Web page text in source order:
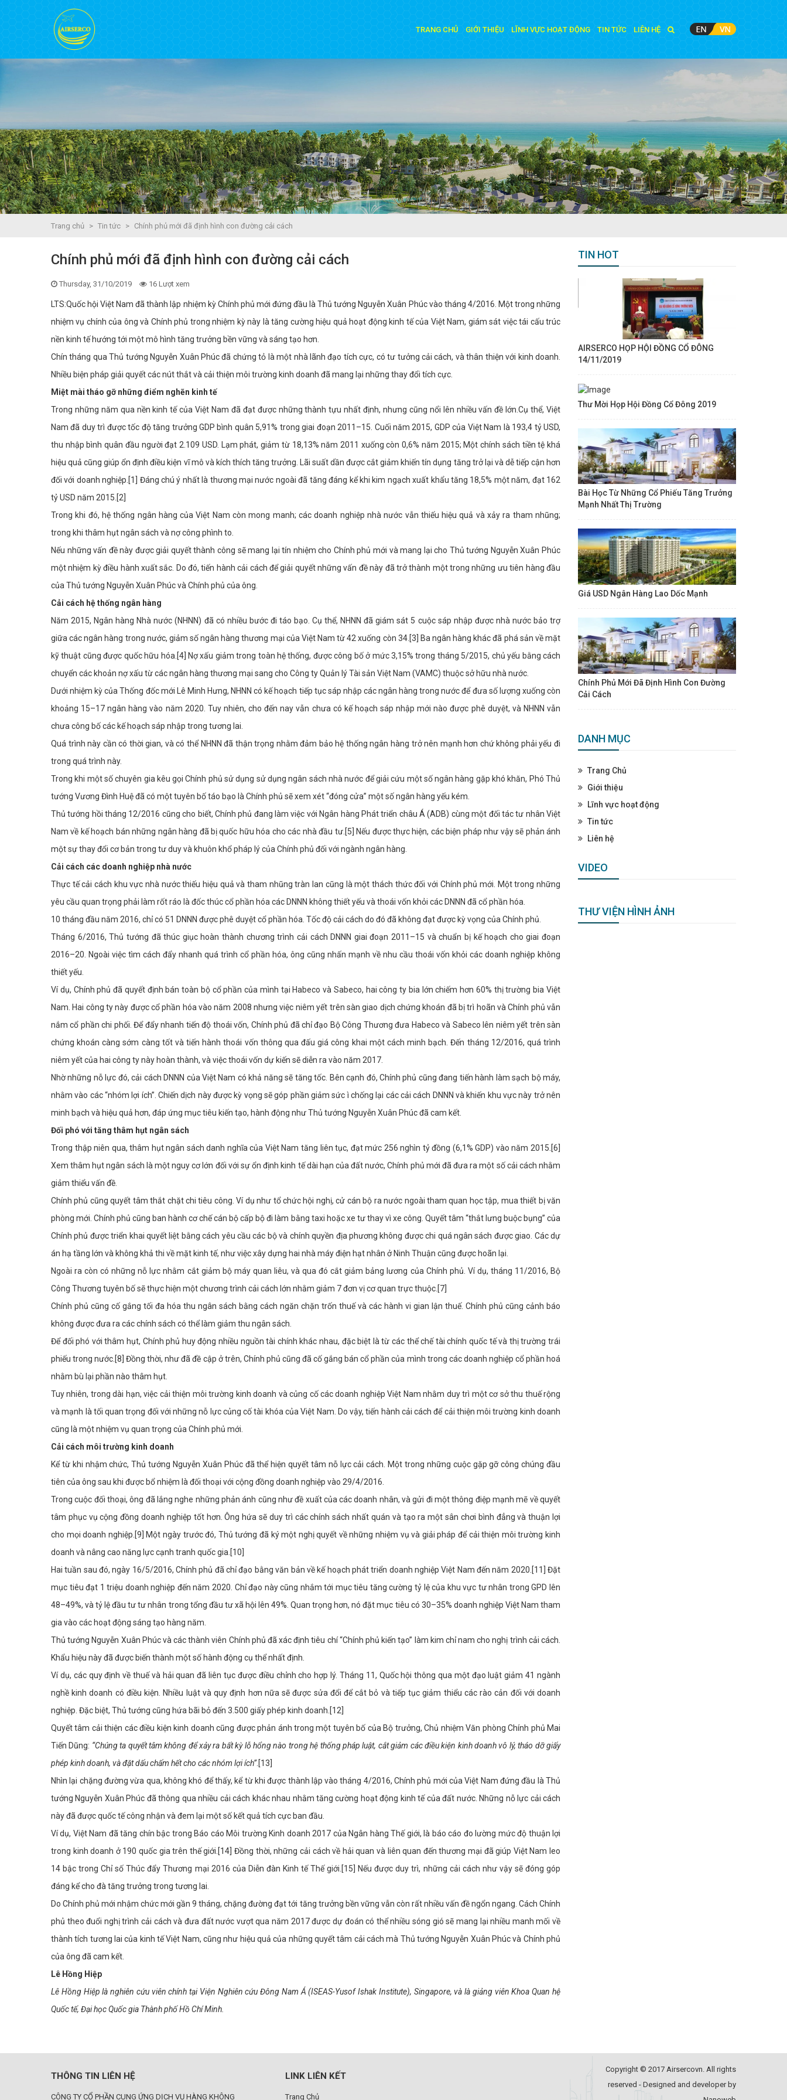
TRANG CHỦ GIỚI THIỆU LĨNH VỰC HOẠT ĐỘNG TIN TỨC LIÊN HỆ
Trang chủ > Tin tức > Chính phủ mới đã định hình con đường cải cách
Chính phủ mới đã định hình con đường cải cách
Thursday, 31/10/2019 16 Lượt xem
LTS:Quốc hội Việt Nam đã thành lập nhiệm kỳ Chính phủ mới đứng đầu là Thủ tướng Nguyễn Xuân Phúc vào tháng 4/2016. Một trong những
nhiệm vụ chính của ông và Chính phủ trong nhiệm kỳ này là tăng cường hiệu quả hoạt động kinh tế của Việt Nam, giám sát việc tái cấu trúc
nền kinh tế hướng tới một mô hình tăng trưởng bền vững và sáng tạo hơn.
Chín tháng qua Thủ tướng Nguyễn Xuân Phúc đã chứng tỏ là một nhà lãnh đạo tích cực, có tư tưởng cải cách, và thân thiện với kinh doanh.
Nhiều biện pháp giải quyết các nút thắt và cải thiện môi trường kinh doanh đã mang lại những thay đổi tích cực.
Miệt mài tháo gỡ những điểm nghẽn kinh tế
Trong những năm qua nền kinh tế của Việt Nam đã đạt được những thành tựu nhất định, nhưng cũng nổi lên nhiều vấn đề lớn.Cụ thể, Việt
Nam đã duy trì được tốc độ tăng trưởng GDP bình quân 5,91% trong giai đoạn 2011–15. Cuối năm 2015, GDP của Việt Nam là 193,4 tỷ USD,
thu nhập bình quân đầu người đạt 2.109 USD. Lạm phát, giảm từ 18,13% năm 2011 xuống còn 0,6% năm 2015; Một chính sách tiền tệ khá
hiệu quả cũng giúp ổn định điều kiện vĩ mô và kích thích tăng trưởng. Lãi suất dần được cắt giảm khiến tín dụng tăng trở lại và dễ tiếp cận hơn
đối với doanh nghiệp.[1] Đáng chú ý nhất là thương mại nước ngoài đã tăng đáng kể khi kim ngạch xuất khẩu tăng 18,5% một năm, đạt 162
tỷ USD năm 2015.[2]
Trong khi đó, hệ thống ngân hàng của Việt Nam còn mong manh; các doanh nghiệp nhà nước vẫn thiếu hiệu quả và xảy ra tham nhũng;
trong khi thâm hụt ngân sách và nợ công phình to.
Nếu những vấn đề này được giải quyết thành công sẽ mang lại tín nhiệm cho Chính phủ mới và mang lại cho Thủ tướng Nguyễn Xuân Phúc
một nhiệm kỳ điều hành xuất sắc. Do đó, tiến hành cải cách để giải quyết những vấn đề này đã trở thành một trong những ưu tiên hàng đầu
của Thủ tướng Nguyễn Xuân Phúc và Chính phủ của ông.
Cải cách hệ thống ngân hàng
Năm 2015, Ngân hàng Nhà nước (NHNN) đã có nhiều bước đi táo bạo. Cụ thể, NHNN đã giám sát 5 cuộc sáp nhập được nhà nước bảo trợ
giữa các ngân hàng trong nước, giảm số ngân hàng thương mại của Việt Nam từ 42 xuống còn 34.[3] Ba ngân hàng khác đã phá sản về mặt
kỹ thuật cũng được quốc hữu hóa.[4] Nợ xấu giảm trong toàn hệ thống, được công bố ở mức 3,15% trong tháng 5/2015, chủ yếu bằng cách
chuyển các khoản nợ xấu từ các ngân hàng thương mại sang cho Công ty Quản lý Tài sản Việt Nam (VAMC) thuộc sở hữu nhà nước.
Dưới nhiệm kỳ của Thống đốc mới Lê Minh Hưng, NHNN có kế hoạch tiếp tục sáp nhập các ngân hàng trong nước để đưa số lượng xuống còn
khoảng 15–17 ngân hàng vào năm 2020. Tuy nhiên, cho đến nay vẫn chưa có kế hoạch sáp nhập mới nào được phê duyệt, và NHNN vẫn
chưa công bố các kế hoạch sáp nhập trong tương lai.
Quá trình này cần có thời gian, và có thể NHNN đã thận trọng nhằm đảm bảo hệ thống ngân hàng trở nên mạnh hơn chứ không phải yếu đi
trong quá trình này.
Trong khi một số chuyên gia kêu gọi Chính phủ sử dụng sử dụng ngân sách nhà nước để giải cứu một số ngân hàng gặp khó khăn, Phó Thủ
tướng Vương Đình Huệ đã có một tuyên bố táo bạo là Chính phủ sẽ xem xét “đóng cửa” một số ngân hàng yếu kém.
Thủ tướng hồi tháng 12/2016 cũng cho biết, Chính phủ đang làm việc với Ngân hàng Phát triển châu Á (ADB) cùng một đối tác tư nhân Việt
Nam về kế hoạch bán những ngân hàng đã bị quốc hữu hóa cho các nhà đầu tư.[5] Nếu được thực hiện, các biện pháp như vậy sẽ phản ánh
một sự thay đổi cơ bản trong tư duy và khuôn khổ pháp lý của Chính phủ đối với ngành ngân hàng.
Cải cách các doanh nghiệp nhà nước
Thực tế cải cách khu vực nhà nước thiếu hiệu quả và tham nhũng tràn lan cũng là một thách thức đối với Chính phủ mới. Một trong những
yêu cầu quan trọng phải làm rốt ráo là đốc thúc cổ phần hóa các DNNN không thiết yếu và thoái vốn khỏi các DNNN đã cổ phần hóa.
10 tháng đầu năm 2016, chỉ có 51 DNNN được phê duyệt cổ phần hóa. Tốc độ cải cách do đó đã không đạt được kỳ vọng của Chính phủ.
Tháng 6/2016, Thủ tướng đã thúc giục hoàn thành chương trình cải cách DNNN giai đoạn 2011–15 và chuẩn bị kế hoạch cho giai đoạn
2016–20. Ngoài việc tìm cách đẩy nhanh quá trình cổ phần hóa, ông cũng nhấn mạnh về nhu cầu thoái vốn khỏi các doanh nghiệp không
thiết yếu.
Ví dụ, Chính phủ đã quyết định bán toàn bộ cổ phần của mình tại Habeco và Sabeco, hai công ty bia lớn chiếm hơn 60% thị trường bia Việt
Nam. Hai công ty này được cổ phần hóa vào năm 2008 nhưng việc niêm yết trên sàn giao dịch chứng khoán đã bị trì hoãn và Chính phủ vẫn
nắm cổ phần chi phối. Để đẩy nhanh tiến độ thoái vốn, Chính phủ đã chỉ đạo Bộ Công Thương đưa Habeco và Sabeco lên niêm yết trên sàn
chứng khoán càng sớm càng tốt và tiến hành thoái vốn thông qua đấu giá công khai một cách minh bạch. Đến tháng 12/2016, quá trình
niêm yết của hai công ty này hoàn thành, và việc thoái vốn dự kiến sẽ diễn ra vào năm 2017.
Nhờ những nỗ lực đó, cải cách DNNN của Việt Nam có khả năng sẽ tăng tốc. Bên cạnh đó, Chính phủ cũng đang tiến hành làm sạch bộ máy,
nhằm vào các “nhóm lợi ích”. Chiến dịch này được kỳ vọng sẽ góp phần giảm sức ì chống lại các cải cách DNNN và khiến khu vực này trở nên
minh bạch và hiệu quả hơn, đáp ứng mục tiêu kiến tạo, hành động như Thủ tướng Nguyễn Xuân Phúc đã cam kết.
Đối phó với tăng thâm hụt ngân sách
Trong thập niên qua, thâm hụt ngân sách danh nghĩa của Việt Nam tăng liên tục, đạt mức 256 nghìn tỷ đồng (6,1% GDP) vào năm 2015.[6]
Xem thâm hụt ngân sách là một nguy cơ lớn đối với sự ổn định kinh tế dài hạn của đất nước, Chính phủ mới đã đưa ra một số cải cách nhằm
giảm thiểu vấn đề.
Chính phủ cũng quyết tâm thắt chặt chi tiêu công. Ví dụ như tổ chức hội nghị, cử cán bộ ra nước ngoài tham quan học tập, mua thiết bị văn
phòng mới. Chính phủ cũng ban hành cơ chế cán bộ cấp bộ đi làm bằng taxi hoặc xe tư thay vì xe công. Quyết tâm “thắt lưng buộc bụng” của
Chính phủ được triển khai quyết liệt bằng cách yêu cầu các bộ và chính quyền địa phương không được chi quá ngân sách được giao. Các dự
án hạ tầng lớn và không khả thi về mặt kinh tế, như việc xây dựng hai nhà máy điện hạt nhân ở Ninh Thuận cũng được hoãn lại.
Ngoài ra còn có những nỗ lực nhằm cắt giảm bộ máy quan liêu, và qua đó cắt giảm bảng lương của Chính phủ. Ví dụ, tháng 11/2016, Bộ
Công Thương tuyên bố sẽ thực hiện một chương trình cải cách lớn nhằm giảm 7 đơn vị cơ quan trực thuộc.[7]
Chính phủ cũng cố gắng tối đa hóa thu ngân sách bằng cách ngăn chặn trốn thuế và các hành vi gian lận thuế. Chính phủ cũng cảnh báo
không được đưa ra các chính sách có thể làm giảm thu ngân sách.
Để đối phó với thâm hụt, Chính phủ huy động nhiều nguồn tài chính khác nhau, đặc biệt là từ các thể chế tài chính quốc tế và thị trường trái
phiếu trong nước.[8] Đồng thời, như đã đề cập ở trên, Chính phủ cũng đã cố gắng bán cổ phần của mình trong các doanh nghiệp cổ phần hoá
nhằm bù lại phần nào thâm hụt.
Tuy nhiên, trong dài hạn, việc cải thiện môi trường kinh doanh và củng cố các doanh nghiệp Việt Nam nhằm duy trì một cơ sở thu thuế rộng
và mạnh là tối quan trọng đối với những nỗ lực củng cố tài khóa của Việt Nam. Do vậy, tiến hành cải cách để cải thiện môi trường kinh doanh
cũng là một nhiệm vụ quan trọng của Chính phủ mới.
Cải cách môi trường kinh doanh
Kể từ khi nhậm chức, Thủ tướng Nguyễn Xuân Phúc đã thể hiện quyết tâm nỗ lực cải cách. Một trong những cuộc gặp gỡ công chúng đầu
tiên của ông sau khi được bổ nhiệm là đối thoại với cộng đồng doanh nghiệp vào 29/4/2016.
Trong cuộc đối thoại, ông đã lắng nghe những phản ánh cũng như đề xuất của các doanh nhân, và gửi đi một thông điệp mạnh mẽ về quyết
tâm phục vụ cộng đồng doanh nghiệp tốt hơn. Ông hứa sẽ duy trì các chính sách nhất quán và tạo ra một sân chơi bình đẳng và thuận lợi
cho mọi doanh nghiệp.[9] Một ngày trước đó, Thủ tướng đã ký một nghị quyết về những nhiệm vụ và giải pháp để cải thiện môi trường kinh
doanh và nâng cao năng lực cạnh tranh quốc gia.[10]
Hai tuần sau đó, ngày 16/5/2016, Chính phủ đã chỉ đạo bằng văn bản về kế hoạch phát triển doanh nghiệp Việt Nam đến năm 2020.[11] Đặt
mục tiêu đạt 1 triệu doanh nghiệp đến năm 2020. Chỉ đạo này cũng nhắm tới mục tiêu tăng cường tỷ lệ của khu vực tư nhân trong GPD lên
48–49%, và tỷ lệ đầu tư tư nhân trong tổng đầu tư xã hội lên 49%. Quan trọng hơn, nó đặt mục tiêu có 30–35% doanh nghiệp Việt Nam tham
gia vào các hoạt động sáng tạo hàng năm.
Thủ tướng Nguyễn Xuân Phúc và các thành viên Chính phủ đã xác định tiêu chí “Chính phủ kiến tạo” làm kim chỉ nam cho nghị trình cải cách.
Khẩu hiệu này đã được biến thành một số hành động cụ thể nhất định.
Ví dụ, các quy định về thuế và hải quan đã liên tục được điều chỉnh cho hợp lý. Tháng 11, Quốc hội thông qua một đạo luật giảm 41 ngành
nghề kinh doanh có điều kiện. Nhiều luật và quy định hơn nữa sẽ được sửa đổi để cắt bỏ và tiếp tục giảm thiểu các rào cản đối với doanh
nghiệp. Đặc biệt, Thủ tướng cũng hứa bãi bỏ đến 3.500 giấy phép kinh doanh.[12]
Quyết tâm cải thiện các điều kiện kinh doanh cũng được phản ánh trong một tuyên bố của Bộ trưởng, Chủ nhiệm Văn phòng Chính phủ Mai
Tiến Dũng: “Chúng ta quyết tâm không để xảy ra bất kỳ lỗ hổng nào trong hệ thống pháp luật, cắt giảm các điều kiện kinh doanh vô lý, tháo dỡ giấy
phép kinh doanh, và đặt dấu chấm hết cho các nhóm lợi ích”.[13]
Nhìn lại chặng đường vừa qua, không khó để thấy, kể từ khi được thành lập vào tháng 4/2016, Chính phủ mới của Việt Nam đứng đầu là Thủ
tướng Nguyễn Xuân Phúc đã thông qua nhiều cải cách khác nhau nhằm tăng cường hoạt động kinh tế của đất nước. Những nỗ lực cải cách
này đã được quốc tế công nhận và đem lại một số kết quả tích cực ban đầu.
Ví dụ, Việt Nam đã tăng chín bậc trong Báo cáo Môi trường Kinh doanh 2017 của Ngân hàng Thế giới, là báo cáo đo lường mức độ thuận lợi
trong kinh doanh ở 190 quốc gia trên thế giới.[14] Đồng thời, những cải cách về hải quan và liên quan đến thương mại đã giúp Việt Nam leo
14 bậc trong Chỉ số Thúc đẩy Thương mại 2016 của Diễn đàn Kinh tế Thế giới.[15] Nếu được duy trì, những cải cách như vậy sẽ đóng góp
đáng kể cho đà tăng trưởng trong tương lai.
Do Chính phủ mới nhậm chức mới gần 9 tháng, chặng đường đạt tới tăng trưởng bền vững vẫn còn rất nhiều vấn đề ngổn ngang. Cách Chính
phủ theo đuổi nghị trình cải cách và đưa đất nước vượt qua năm 2017 được dự đoán có thể nhiều sóng gió sẽ mang lại nhiều manh mối về
thành tích tương lai của kinh tế Việt Nam, cũng như hiệu quả của những quyết tâm cải cách mà Thủ tướng Nguyễn Xuân Phúc và Chính phủ
của ông đã cam kết.
Lê Hồng Hiệp
Lê Hồng Hiệp là nghiên cứu viên chính tại Viện Nghiên cứu Đông Nam Á (ISEAS-Yusof Ishak Institute), Singapore, và là giảng viên Khoa Quan hệ
Quốc tế, Đại học Quốc gia Thành phố Hồ Chí Minh.
TIN HOT
AIRSERCO HỌP HỘI ĐỒNG CỔ ĐÔNG
14/11/2019
Thư Mời Họp Hội Đồng Cổ Đông 2019
Bài Học Từ Những Cổ Phiếu Tăng Trưởng
Mạnh Nhất Thị Trường
Giá USD Ngân Hàng Lao Dốc Mạnh
Chính Phủ Mới Đã Định Hình Con Đường
Cải Cách
DANH MỤC
Trang Chủ
Giới thiệu
Lĩnh vực hoạt động
Tin tức
Liên hệ
VIDEO
THƯ VIỆN HÌNH ẢNH
THÔNG TIN LIÊN HỆ
CÔNG TY CỔ PHẦN CUNG ỨNG DỊCH VỤ HÀNG KHÔNG
LINK LIÊN KẾT
Trang Chủ
Copyright © 2017 Airsercovn. All rights
reserved - Designed and developer by